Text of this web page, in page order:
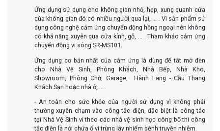
Ứng dụng sử dụng cho không gian nhỏ, hẹp, xung quanh cửa
của không gian đó có nhiều người qua lại, ... . Vì sản phẩm sử
dụng công nghệ cảm ứng chuyển động hồng ngoại nên không
có khả năng xuyên qua cửa kính, gỗ, ... . Tham khảo cảm ứng
chuyển động vi sóng SR-MS101 .
Ứng dụng cơ bản nhất của cảm ứng là dùng để tắt mở đèn
cho Nhà Vệ Sinh, Phòng Khách, Nhà Bếp, Nhà Kho,
Showroom, Phòng Chờ, Garage, Hành Lang - Cầu Thang
Khách Sạn hoặc nhà ở, ... .
- An toàn cho sức khỏe của người sử dụng vì không phải
thường xuyên chạm vào công tắc điện, đặc biệt là công tác
tại Nhà Vệ Sinh vì theo các nhà vệ sinh học công bố thì công
tắc điện là nới chứa ổ vi trùng lây nhiểm bệnh truyền nhiễm.